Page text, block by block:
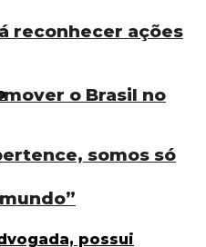
somos só
reconhecer ações
o Brasil no